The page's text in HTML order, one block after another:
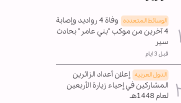
الوسائط المتعدده
وفاة 4 رواديد وإصابة
4 آخرين من موكب "بني عامر" بحادث
سير
قبل 3 ايام
الدول العربیه إعلان أعداد الزائرين
المشاركين في إحياء زيارة الأربعين
لعام 1448هـ